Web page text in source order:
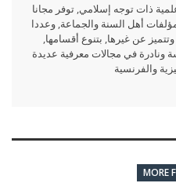
ذات توجه إسلامي, توفر مجانا
أهل السنة والجماعة, وعددا
وتتميز عن غيرها, بتنوع أقسامها,
ونادرة في مجالات معرفية عديدة
والفرنسية
MORE